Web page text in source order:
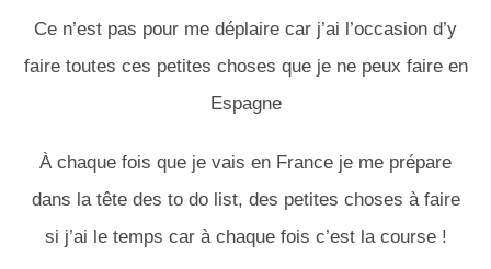
Ce n’est pas pour me déplaire car j’ai l’occasion d’y
faire toutes ces petites choses que je ne peux faire en
Espagne
À chaque fois que je vais en France je me prépare
dans la tête des to do list, des petites choses à faire
si j’ai le temps car à chaque fois c’est la course !